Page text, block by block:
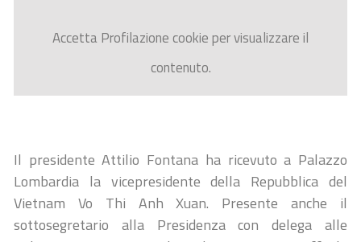
AccettaProfilazionecookie per visualizzare il
contenuto.
Il presidente Attilio Fontana ha ricevuto a Palazzo
Lombardia la vicepresidente della Repubblica del
Vietnam Vo Thi Anh Xuan. Presente anche il
sottosegretario alla Presidenza con delega alle